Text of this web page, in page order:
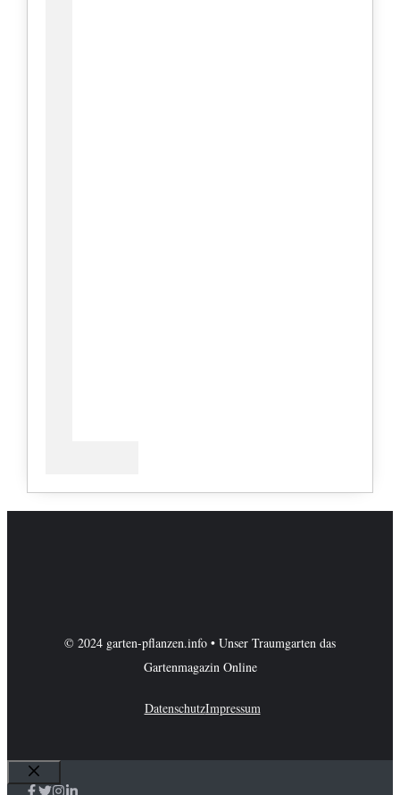
© 2024 garten-pflanzen.info • Unser Traumgarten das
Gartenmagazin Online
DatenschutzImpressum
Schließen